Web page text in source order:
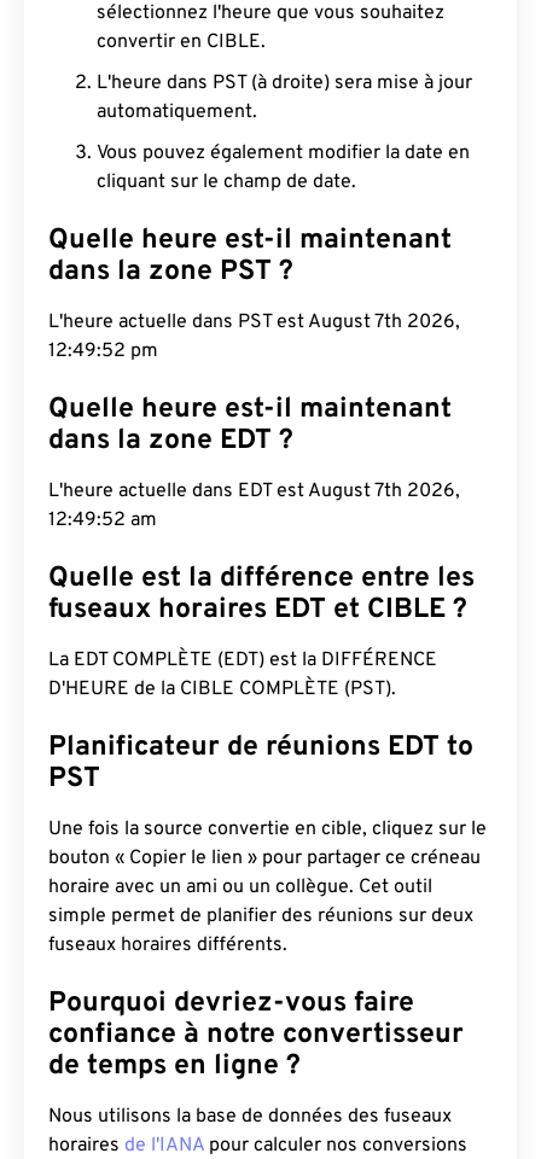
sélectionnez l'heure que vous souhaitez
convertir en CIBLE.
L'heure dans PST (à droite) sera mise à jour
automatiquement.
Vous pouvez également modifier la date en
cliquant sur le champ de date.
Quelle heure est-il maintenant
dans la zone PST ?
L'heure actuelle dans PST est August 7th 2026,
12:49:53 pm
Quelle heure est-il maintenant
dans la zone EDT ?
L'heure actuelle dans EDT est August 7th 2026,
12:49:53 am
Quelle est la différence entre les
fuseaux horaires EDT et CIBLE ?
La EDT COMPLÈTE (EDT) est la DIFFÉRENCE
D'HEURE de la CIBLE COMPLÈTE (PST).
Planificateur de réunions EDT to
PST
Une fois la source convertie en cible, cliquez sur le
bouton « Copier le lien » pour partager ce créneau
horaire avec un ami ou un collègue. Cet outil
simple permet de planifier des réunions sur deux
fuseaux horaires différents.
Pourquoi devriez-vous faire
confiance à notre convertisseur
de temps en ligne ?
Nous utilisons la base de données des fuseaux
horaires de l'IANA pour calculer nos conversions